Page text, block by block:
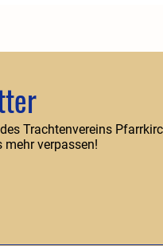
Trachtenvereins
verpassen!